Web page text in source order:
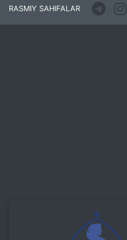
RASMIY SAHIFALAR